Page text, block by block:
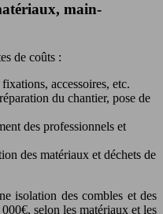
main-
de coûts :
accessoires, etc.
du chantier, pose de
des professionnels et
des matériaux et déchets de
isolation des combles et des
selon les matériaux et les